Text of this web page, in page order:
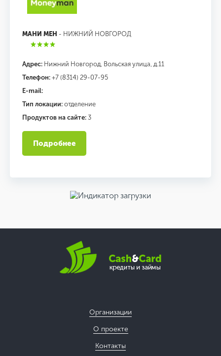
МАНИ МЕН - НИЖНИЙ НОВГОРОД
Адрес: Нижний Новгород, Вольская улица, д.11
Телефон: +7 (8314) 29-07-95
E-mail:
Тип локации: отделение
Продуктов на сайте: 3
Подробнее
Организации
О проекте
Контакты